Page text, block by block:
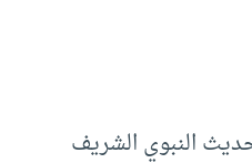
النبوي الشريف